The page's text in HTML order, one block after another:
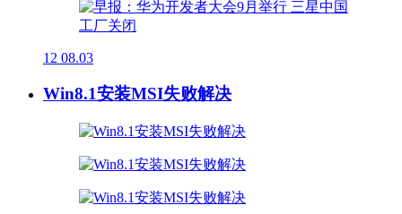
12 08.03
Win8.1安装MSI失败解决